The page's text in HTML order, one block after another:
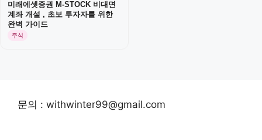
미래에셋증권 M-STOCK 비대면
계좌 개설 , 초보 투자자를 위한
완벽 가이드
주식
문의 : withwinter99@gmail.com